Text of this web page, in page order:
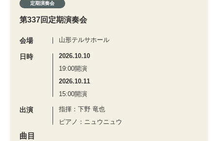
定期演奏会
第337回定期演奏会
会場 山形テルサホール
日時
2026.10.10
19:00開演
2026.10.11
15:00開演
出演
指揮：下野 竜也
ピアノ：ニュウニュウ
曲目